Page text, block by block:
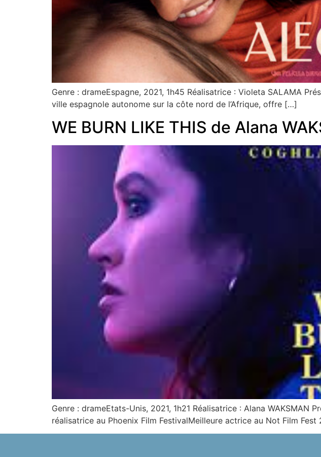
Genre : drameEspagne, 2021, 1h45 Réalisatrice : Violeta SALAMA
ville espagnole autonome sur la côte nord de l’Afrique, offre […]
WE BURN LIKE THIS de Alana
Genre : drameEtats-Unis, 2021, 1h21 Réalisatrice : Alana
réalisatrice au Phoenix Film FestivalMeilleure actrice au Not Film